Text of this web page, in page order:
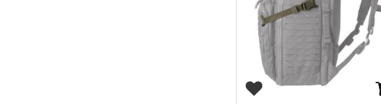
Lägg till i favoriter